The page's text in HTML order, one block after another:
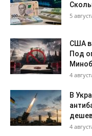
5
США
Под
4
В
4